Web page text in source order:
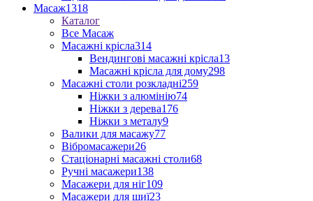
Масаж1318
Каталог
Все Масаж
Масажні крісла314
Вендингові масажні крісла13
Масажні крісла для дому298
Масажні столи розкладні259
Ніжки з алюмінію74
Ніжки з дерева176
Ніжки з металу9
Валики для масажу77
Вібромасажери26
Стаціонарні масажні столи68
Ручні масажери138
Масажери для ніг109
Масажери для шиї23